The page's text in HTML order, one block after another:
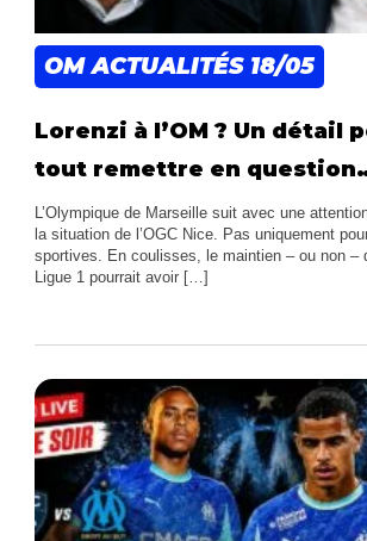
OM ACTUALITÉS18/05
Lorenzi à l’OM ? Un détail
tout remettre en
L’Olympique de Marseille suit avec une
la situation de l’OGC Nice. Pas uniquement
sportives. En coulisses, le maintien – ou non –
Ligue 1 pourrait avoir […]